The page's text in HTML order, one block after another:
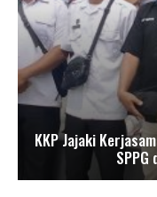
KKP Jajaki